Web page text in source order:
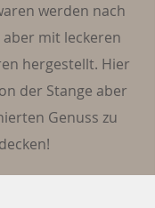
werden nach
mit leckeren
hergestellt. Hier
der Stange aber
Genuss zu